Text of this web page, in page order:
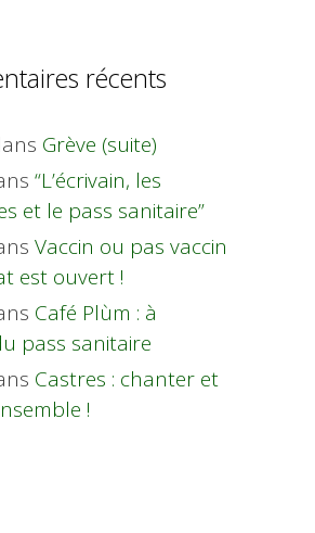
récents
Grève (suite)
“L’écrivain, les
et le pass sanitaire”
Vaccin ou pas vaccin
est ouvert !
Café Plùm : à
pass sanitaire
Castres : chanter et
!